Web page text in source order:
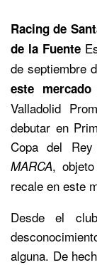
Racing de
de la Fuente
de septiembre
este
Valladolid
debutar en
Copa del
MARCA,
recale en este
Desde el
alguna. De